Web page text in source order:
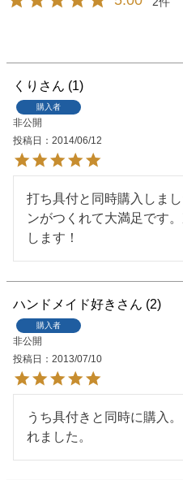
くり 1
購入者
非公開
投稿日
2014/06/12
打ち具付と同時購入しま
ンがつくれて大満足です
します！
ハンドメイド好き 2
購入者
非公開
投稿日
2013/07/10
うち具付きと同時に購入
れました。